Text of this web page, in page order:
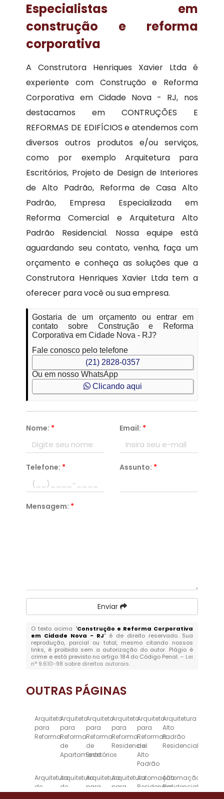
Especialistas em
construção e reforma
corporativa
A Construtora Henriques Xavier Ltda é
experiente com Construção e Reforma
Corporativa em Cidade Nova - RJ, nos
destacamos em CONTRUÇÕES E
REFORMAS DE EDIFÍCIOS e atendemos com
diversos outros produtos e/ou serviços,
como por exemplo Arquitetura para
Escritórios, Projeto de Design de Interiores
de Alto Padrão, Reforma de Casa Alto
Padrão, Empresa Especializada em
Reforma Comercial e Arquitetura Alto
Padrão Residencial. Nossa equipe está
aguardando seu contato, venha, faça um
orçamento e conheça as soluções que a
Construtora Henriques Xavier Ltda tem a
oferecer para você ou sua empresa.
Gostaria de um orçamento ou entrar em
contato sobre Construção e Reforma
Corporativa em Cidade Nova - RJ?
Fale conosco pelo telefone
(21) 2828-0357
Ou em nosso WhatsApp
Clicando aqui
Nome: * Email: *
Telefone: * Assunto: *
Mensagem: *
Enviar
O texto acima "Construção e Reforma Corporativa
em Cidade Nova - RJ" é de direito reservado. Sua
reprodução, parcial ou total, mesmo citando nossos
links, é proibida sem a autorização do autor. Plágio é
crime e está previsto no artigo 184 do Código Penal. – Lei
n° 9.610-98 sobre direitos autorais.
OUTRAS PÁGINAS
Arquiteto
para
Reforma
Arquiteto
para
Reforma
de
Apartamento
Arquiteto
para
Reforma
de
Escritórios
Arquiteto
para
Reforma
Residencial
Arquiteto
para
Reformas
de
Alto
Padrão
Arquitetura
Alto
Padrão
Residencial
Arquitetura
de
Arquitetura
de
Arquitetura
para
Arquitetura
para
Automação
Residencial
Automação
Residencial